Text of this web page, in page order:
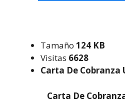
Tamaño 124 KB
Visitas 6628
Carta De
Carta De